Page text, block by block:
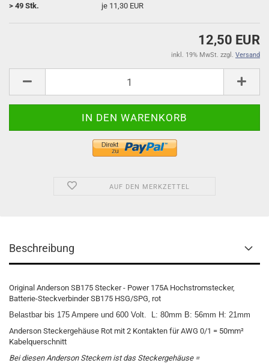
> 49 Stk.
je 11,30 EUR
12,50 EUR
inkl. 19% MwSt. zzgl. Versand
AUF DEN MERKZETTEL
Beschreibung
Original Anderson SB175 Stecker - Power 175A Hochstromstecker,
Batterie-Steckverbinder SB175 HSG/SPG, rot
Belastbar bis 175 Ampere und 600 Volt.
L: 80mm B: 56mm H: 21mm
Anderson Steckergehäuse Rot mit 2 Kontakten für AWG 0/1 = 50mm²
Kabelquerschnitt
Bei diesen Anderson Steckern ist das Steckergehäuse =